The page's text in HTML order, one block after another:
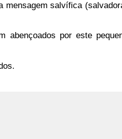
mensagem salvífica
abençoados por este